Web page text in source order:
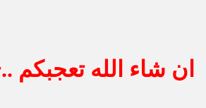
ان شاء الله تعجبكم